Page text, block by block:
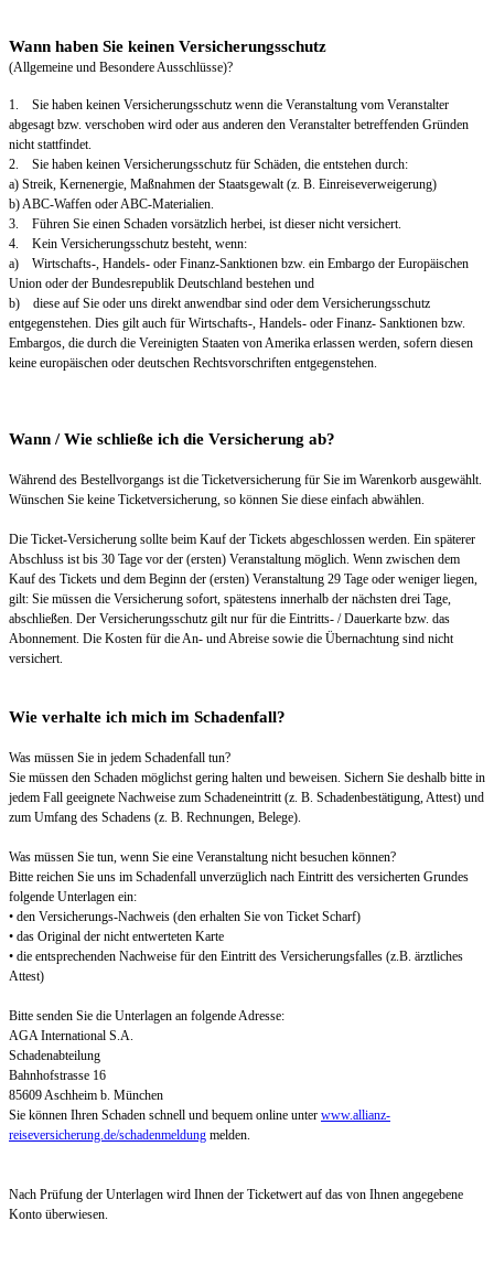
Wann haben Sie keinen Versicherungsschutz
(Allgemeine und Besondere Ausschlüsse)?
1. Sie haben keinen Versicherungsschutz wenn die Veranstaltung vom Veranstalter
abgesagt bzw. verschoben wird oder aus anderen den Veranstalter betreffenden Gründen
nicht stattfindet.
2. Sie haben keinen Versicherungsschutz für Schäden, die entstehen durch:
a) Streik, Kernenergie, Maßnahmen der Staatsgewalt (z. B. Einreiseverweigerung)
b) ABC-Waffen oder ABC-Materialien.
3. Führen Sie einen Schaden vorsätzlich herbei, ist dieser nicht versichert.
4. Kein Versicherungsschutz besteht, wenn:
a) Wirtschafts-, Handels- oder Finanz-Sanktionen bzw. ein Embargo der Europäischen
Union oder der Bundesrepublik Deutschland bestehen und
b) diese auf Sie oder uns direkt anwendbar sind oder dem Versicherungsschutz
entgegenstehen. Dies gilt auch für Wirtschafts-, Handels- oder Finanz- Sanktionen bzw.
Embargos, die durch die Vereinigten Staaten von Amerika erlassen werden, sofern diesen
keine europäischen oder deutschen Rechtsvorschriften entgegenstehen.
Wann / Wie schließe ich die Versicherung ab?
Während des Bestellvorgangs ist die Ticketversicherung für Sie im Warenkorb ausgewählt.
Wünschen Sie keine Ticketversicherung, so können Sie diese einfach abwählen.
Die Ticket-Versicherung sollte beim Kauf der Tickets abgeschlossen werden. Ein späterer
Abschluss ist bis 30 Tage vor der (ersten) Veranstaltung möglich. Wenn zwischen dem
Kauf des Tickets und dem Beginn der (ersten) Veranstaltung 29 Tage oder weniger liegen,
gilt: Sie müssen die Versicherung sofort, spätestens innerhalb der nächsten drei Tage,
abschließen. Der Versicherungsschutz gilt nur für die Eintritts- / Dauerkarte bzw. das
Abonnement. Die Kosten für die An- und Abreise sowie die Übernachtung sind nicht
versichert.
Wie verhalte ich mich im Schadenfall?
Was müssen Sie in jedem Schadenfall tun?
Sie müssen den Schaden möglichst gering halten und beweisen. Sichern Sie deshalb bitte in
jedem Fall geeignete Nachweise zum Schadeneintritt (z. B. Schadenbestätigung, Attest) und
zum Umfang des Schadens (z. B. Rechnungen, Belege).
Was müssen Sie tun, wenn Sie eine Veranstaltung nicht besuchen können?
Bitte reichen Sie uns im Schadenfall unverzüglich nach Eintritt des versicherten Grundes
folgende Unterlagen ein:
• den Versicherungs-Nachweis (den erhalten Sie von Ticket Scharf)
• das Original der nicht entwerteten Karte
• die entsprechenden Nachweise für den Eintritt des Versicherungsfalles (z.B. ärztliches
Attest)
Bitte senden Sie die Unterlagen an folgende Adresse:
AGA International S.A.
Schadenabteilung
Bahnhofstrasse 16
85609 Aschheim b. München
Sie können Ihren Schaden schnell und bequem online unter www.allianz-
reiseversicherung.de/schadenmeldung melden.
Nach Prüfung der Unterlagen wird Ihnen der Ticketwert auf das von Ihnen angegebene
Konto überwiesen.